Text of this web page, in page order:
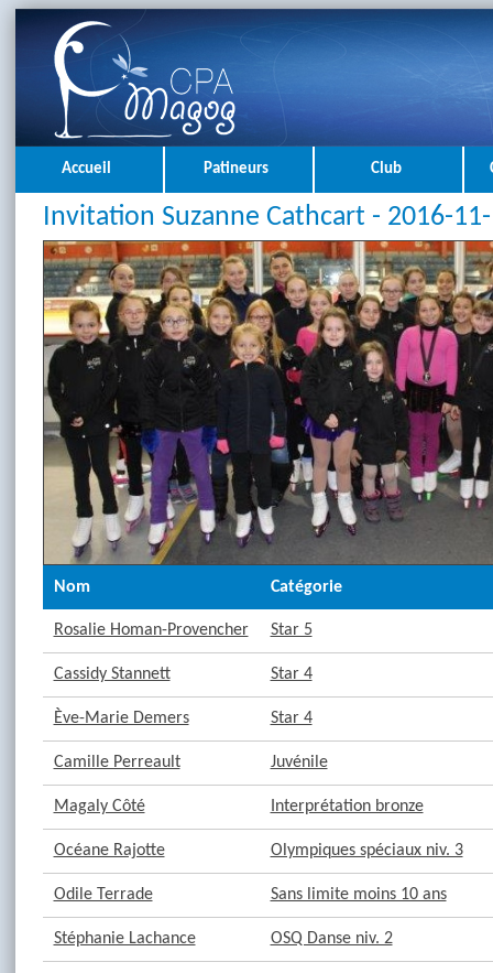
Accueil Patineurs Club
Invitation Suzanne Cathcart - 2016-
Nom Catégorie
Rosalie Homan-Provencher Star 5
Cassidy Stannett Star 4
Ève-Marie Demers Star 4
Camille Perreault Juvénile
Magaly Côté Interprétation bronze
Océane Rajotte Olympiques spéciaux niv. 3
Odile Terrade Sans limite moins 10 ans
Stéphanie Lachance OSQ Danse niv. 2